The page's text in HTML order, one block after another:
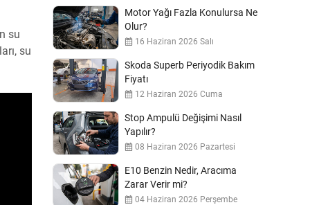
su
su
Motor Yağı Fazla Konulursa Ne
Olur?
16 Haziran 2026 Salı
Skoda Superb Periyodik Bakım
Fiyatı
12 Haziran 2026 Cuma
Stop Ampulü Değişimi Nasıl
Yapılır?
08 Haziran 2026 Pazartesi
E10 Benzin Nedir, Aracıma
Zarar Verir mi?
04 Haziran 2026 Perşembe